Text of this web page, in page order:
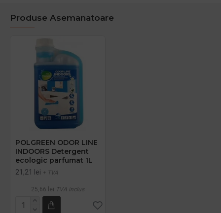
Produse Asemanatoare
POLGREEN ODOR LINE
INDOORS Detergent
ecologic parfumat 1L
21,21 lei + TVA
25,66 lei TVA inclus